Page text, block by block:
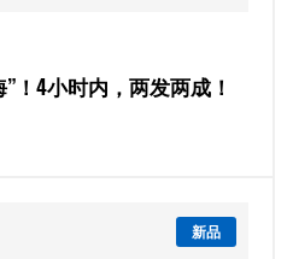
！4小时内，两发两成！
新品